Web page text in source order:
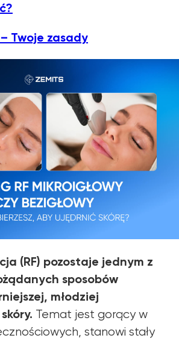
Twoje zasady
(RF) pozostaje jednym z
sposobów
młodziej
Temat jest gorący w
stanowi stały